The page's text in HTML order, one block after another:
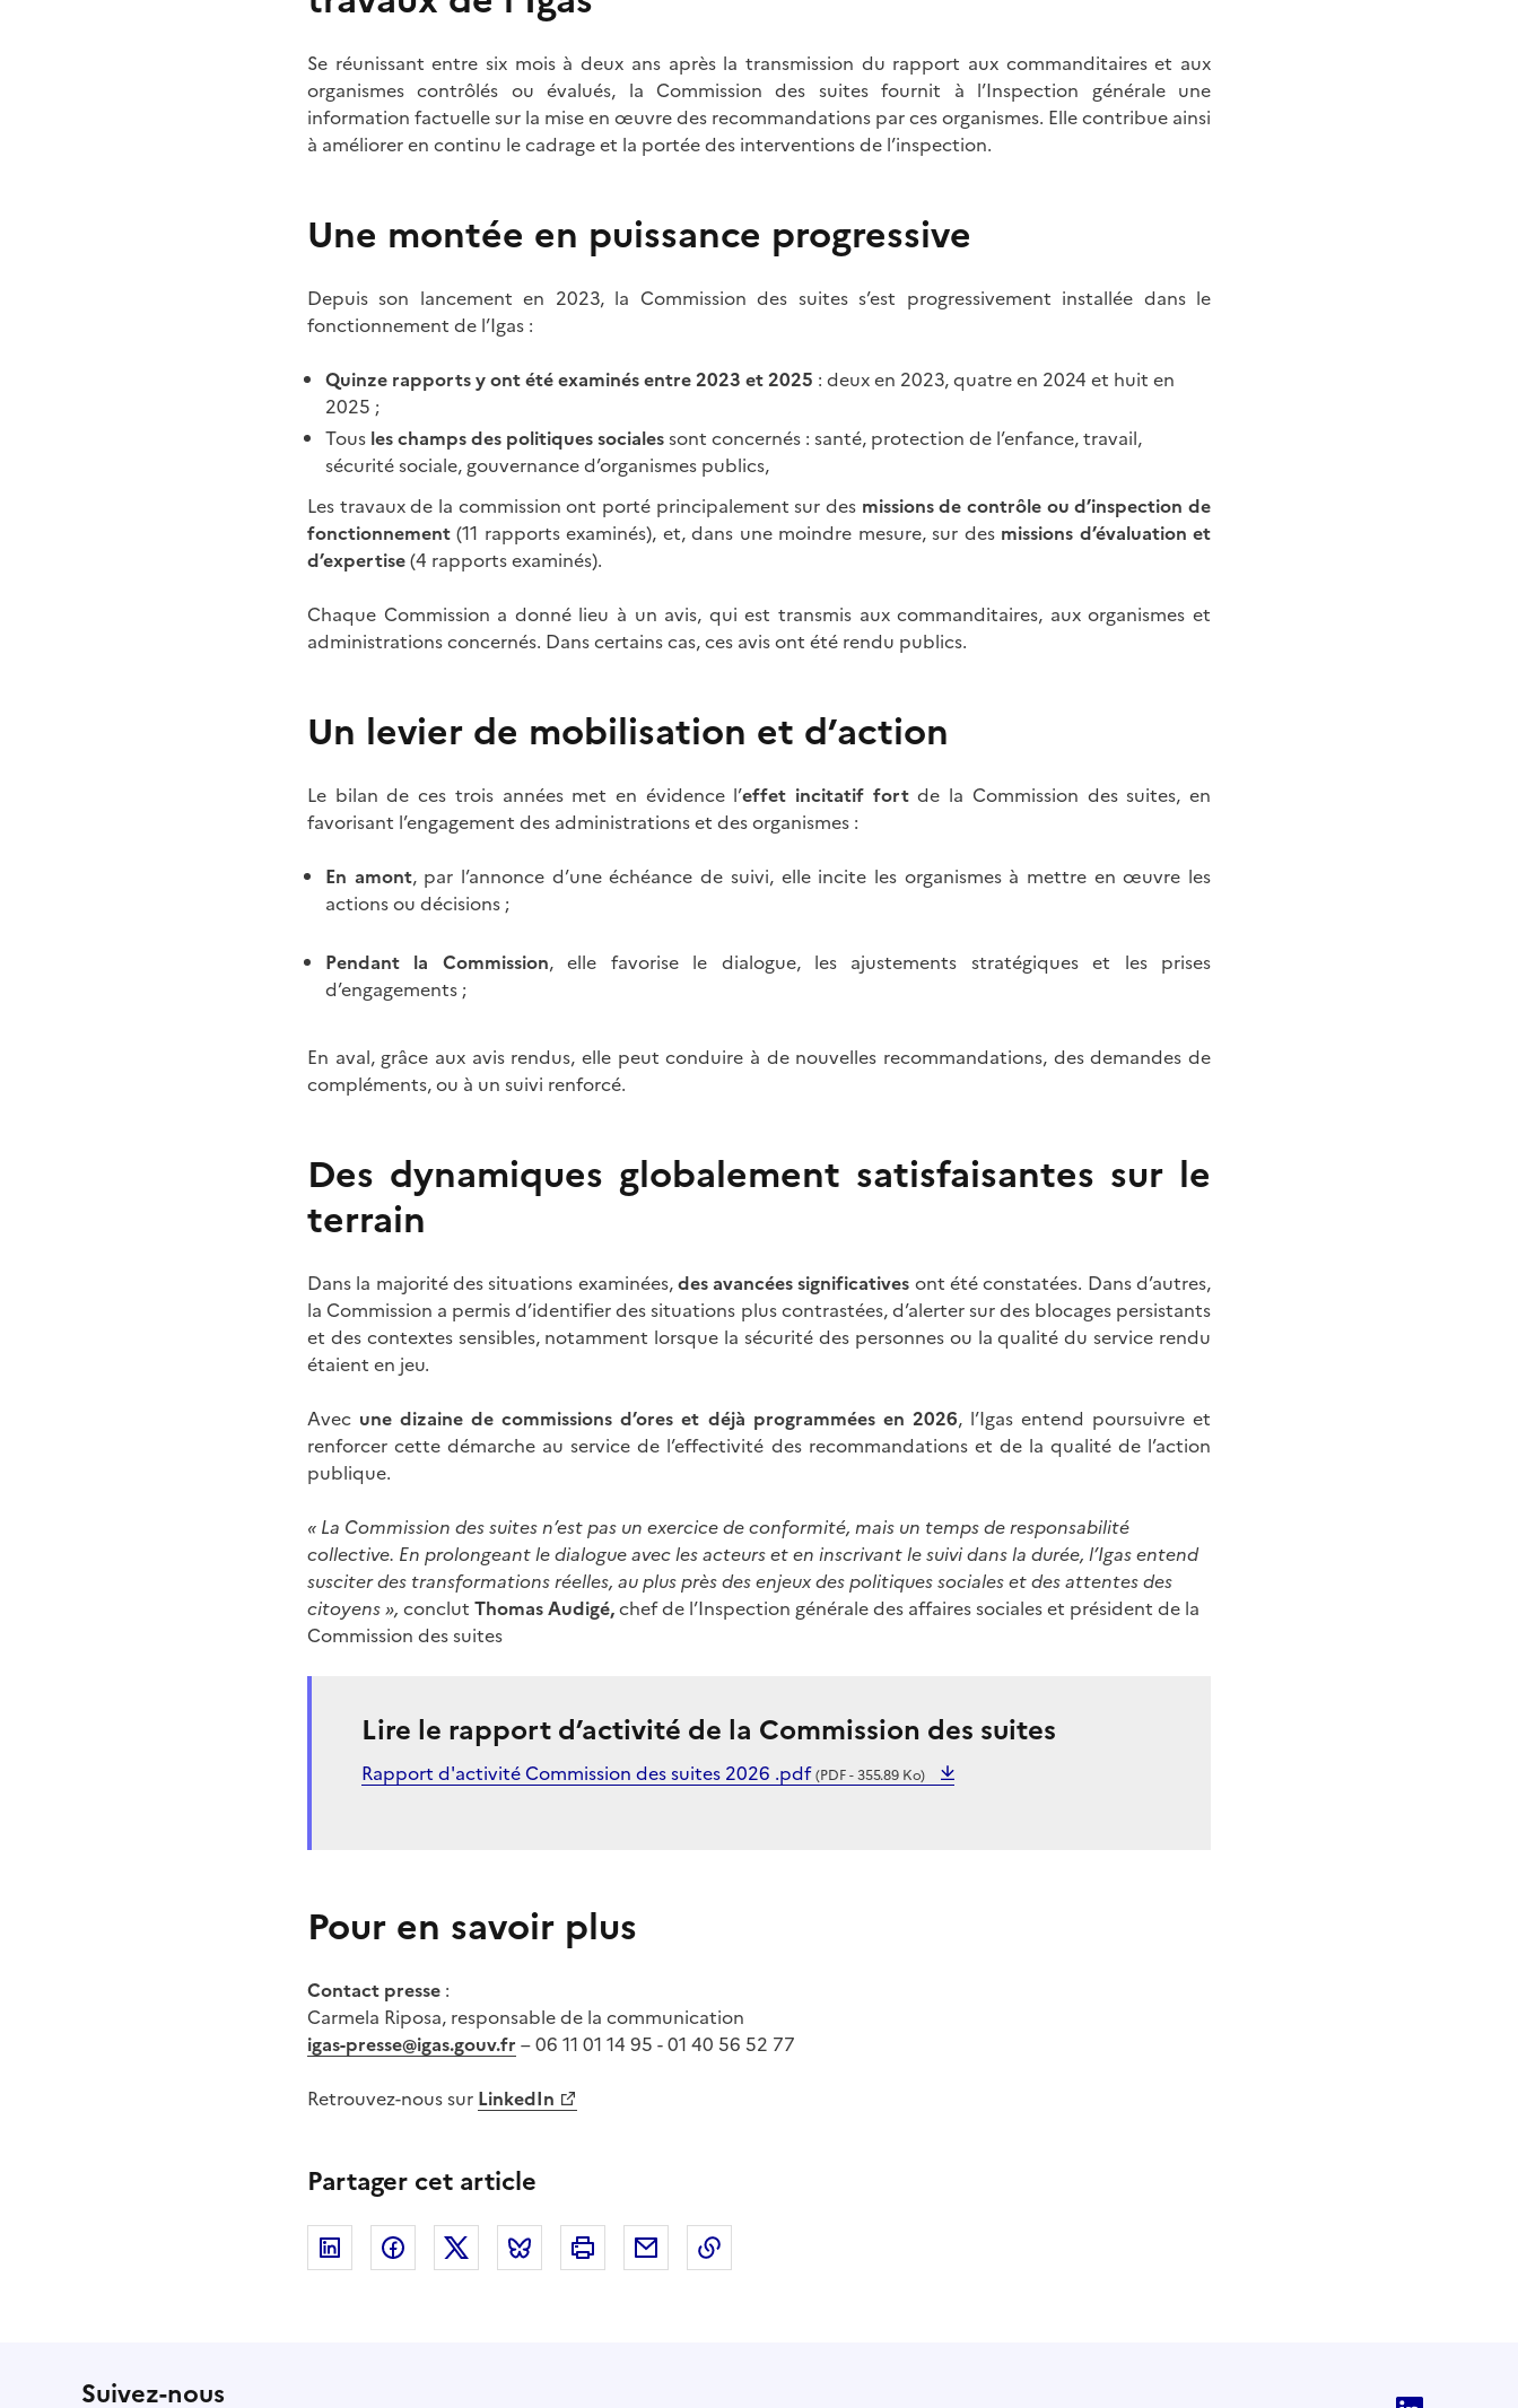
Se réunissant entre six mois à deux ans après la transmission du rapport aux commanditaires et aux
organismes contrôlés ou évalués, la Commission des suites fournit à l’Inspection générale une
information factuelle sur la mise en œuvre des recommandations par ces organismes. Elle contribue ainsi
à améliorer en continu le cadrage et la portée des interventions de l’inspection.
Une montée en puissance progressive
Depuis son lancement en 2023, la Commission des suites s’est progressivement installée dans le
fonctionnement de l’Igas :
Quinze rapports y ont été examinés entre 2023 et 2025 : deux en 2023, quatre en 2024 et huit en
2025 ;
Tous les champs des politiques socialessont concernés : santé, protection de l’enfance, travail,
sécurité sociale, gouvernance d’organismes publics,
Les travaux de la commission ont porté principalement sur des missions de contrôle ou d’inspection de
fonctionnement(11 rapports examinés), et, dans une moindre mesure, sur des missions d’évaluation et
d’expertise(4 rapports examinés).
Chaque Commission a donné lieu à un avis, qui est transmis aux commanditaires, aux organismes et
administrations concernés. Dans certains cas, ces avis ont été rendu publics.
Un levier de mobilisation et d’action
Le bilan de ces trois années met en évidence l’effet incitatif fortde la Commission des suites, en
favorisant l’engagement des administrations et des organismes :
En amont, par l’annonce d’une échéance de suivi, elle incite les organismes à mettre en œuvre les
actions ou décisions ;
Pendant la Commission, elle favorise le dialogue, les ajustements stratégiques et les prises
d’engagements ;
En aval, grâce aux avis rendus, elle peut conduire à de nouvelles recommandations, des demandes de
compléments, ou à un suivi renforcé.
Des dynamiques globalement satisfaisantes sur le
terrain
Dans la majorité des situations examinées,des avancées significatives ont été constatées. Dans d’autres,
la Commission a permis d’identifier des situations plus contrastées, d’alerter sur des blocages persistants
et des contextes sensibles, notamment lorsque la sécurité des personnes ou la qualité du service rendu
étaient en jeu.
Avec une dizaine de commissions d’ores et déjà programmées en 2026, l’Igas entend poursuivre et
renforcer cette démarche au service de l’effectivité des recommandations et de la qualité de l’action
publique.
« La Commission des suites n’est pas un exercice de conformité, mais un temps de responsabilité
collective. En prolongeant le dialogue avec les acteurs et en inscrivant le suivi dans la durée, l’Igas entend
susciter des transformations réelles, au plus près des enjeux des politiques sociales et des attentes des
citoyens », conclut Thomas Audigé,chef de l’Inspection générale des affaires sociales et président de la
Commission des suites
Lire le rapport d’activité de la Commission des suites
Rapport d'activité Commission des suites 2026 .pdf(PDF - 355.89 Ko)
Pour en savoir plus
Contact presse :
Carmela Riposa, responsable de la communication
igas-presse@igas.gouv.fr – 06 11 01 14 95 - 01 40 56 52 77
Retrouvez-nous sur LinkedIn
Partager cet article
Linkedin FacebookTwitter Bluesky Imprimer Courriel
Suivez-nous